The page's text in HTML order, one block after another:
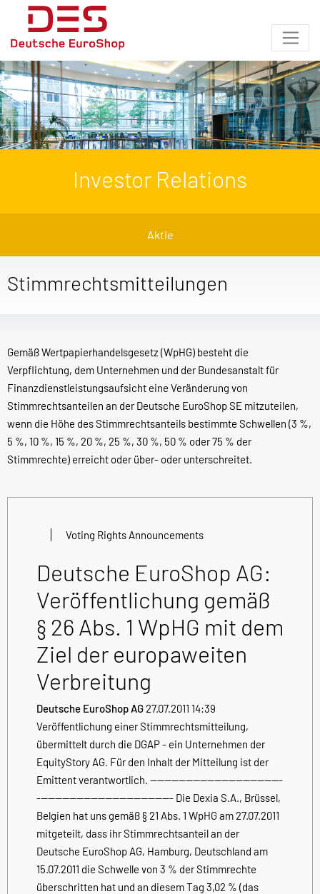
Investor Relations
Aktie
Stimmrechtsmitteilungen
Gemäß Wertpapierhandelsgesetz (WpHG) besteht die
Verpflichtung, dem Unternehmen und der Bundesanstalt für
Finanzdienstleistungsaufsicht eine Veränderung von
Stimmrechtsanteilen an der Deutsche EuroShop SE mitzuteilen,
wenn die Höhe des Stimmrechtsanteils bestimmte Schwellen (3 %,
5 %, 10 %, 15 %, 20 %, 25 %, 30 %, 50 % oder 75 % der
Stimmrechte) erreicht oder über- oder unterschreitet.
Voting Rights Announcements
Deutsche EuroShop AG:
Veröffentlichung gemäß
§ 26 Abs. 1 WpHG mit dem
Ziel der europaweiten
Verbreitung
Deutsche EuroShop AG27.07.2011 14:39
Veröffentlichung einer Stimmrechtsmitteilung,
übermittelt durch die DGAP - ein Unternehmen der
EquityStory AG. Für den Inhalt der Mitteilung ist der
Emittent verantwortlich. -------------------------------------
-------------------------------------- Die Dexia S.A., Brüssel,
Belgien hat uns gemäß § 21 Abs. 1 WpHG am 27.07.2011
mitgeteilt, dass ihr Stimmrechtsanteil an der
Deutsche EuroShop AG, Hamburg, Deutschland am
15.07.2011 die Schwelle von 3 % der Stimmrechte
überschritten hat und an diesem Tag 3,02 % (das